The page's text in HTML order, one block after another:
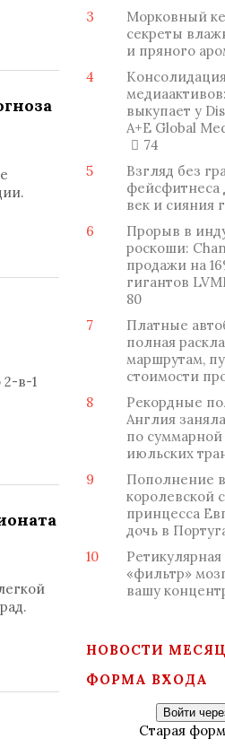
в-1
3
Морковный
секреты
и пряного
4
выкупает у
A+E Global
74
5
Взгляд без
фейсфитнеса
век и сияния
6
Прорыв в
роскоши:
продажи на
гигантов
80
7
Платные
полная
маршрутам,
стоимости
8
Рекордные
Англия
по
июльских
9
Пополнение
королевской
принцесса
дочь в
10
«фильтр»
вашу
НОВОСТИ
ФОРМА ВХОДА
Войти
Старая